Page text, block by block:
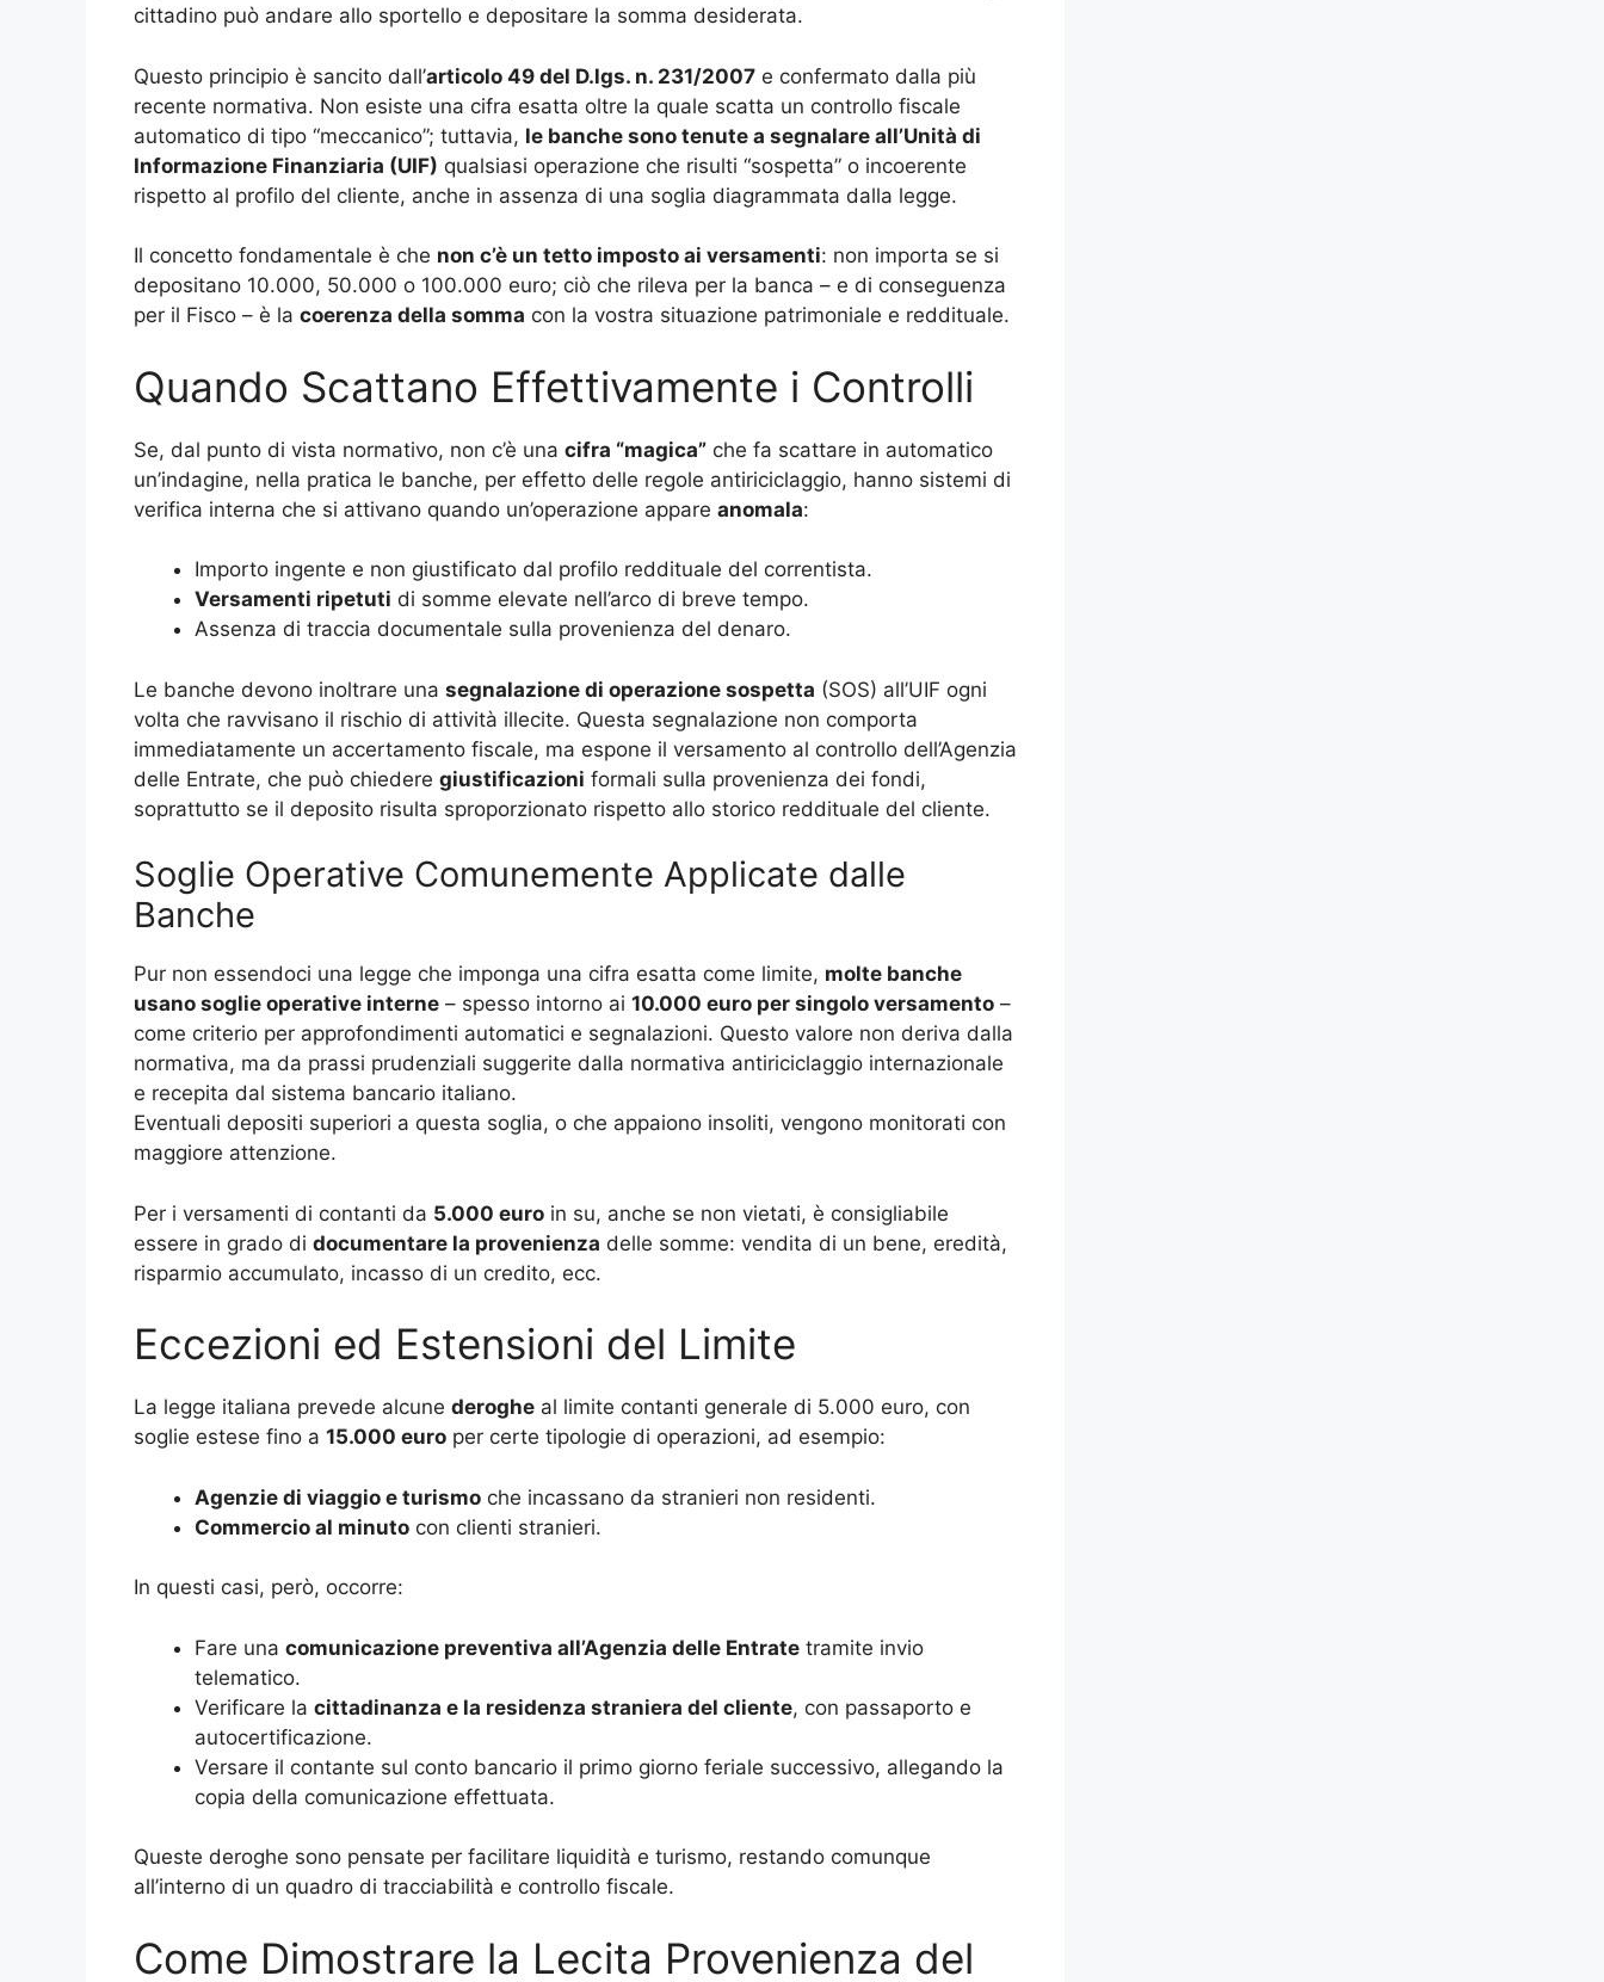
cittadino può andare allo sportello e depositare la somma desiderata.
Questo principio è sancito dall’articolo 49 del D.lgs. n. 231/2007 e confermato dalla più
recente normativa. Non esiste una cifra esatta oltre la quale scatta un controllo fiscale
automatico di tipo “meccanico”; tuttavia, le banche sono tenute a segnalare all’Unità di
Informazione Finanziaria (UIF) qualsiasi operazione che risulti “sospetta” o incoerente
rispetto al profilo del cliente, anche in assenza di una soglia diagrammata dalla legge.
Il concetto fondamentale è che non c’è un tetto imposto ai versamenti: non importa se si
depositano 10.000, 50.000 o 100.000 euro; ciò che rileva per la banca – e di conseguenza
per il Fisco – è la coerenza della somma con la vostra situazione patrimoniale e reddituale.
Quando Scattano Effettivamente i Controlli
Se, dal punto di vista normativo, non c’è una cifra “magica” che fa scattare in automatico
un’indagine, nella pratica le banche, per effetto delle regole antiriciclaggio, hanno sistemi di
verifica interna che si attivano quando un’operazione appare anomala:
Importo ingente e non giustificato dal profilo reddituale del correntista.
Versamenti ripetuti di somme elevate nell’arco di breve tempo.
Assenza di traccia documentale sulla provenienza del denaro.
Le banche devono inoltrare una segnalazione di operazione sospetta (SOS) all’UIF ogni
volta che ravvisano il rischio di attività illecite. Questa segnalazione non comporta
immediatamente un accertamento fiscale, ma espone il versamento al controllo dell’Agenzia
delle Entrate, che può chiedere giustificazioni formali sulla provenienza dei fondi,
soprattutto se il deposito risulta sproporzionato rispetto allo storico reddituale del cliente.
Soglie Operative Comunemente Applicate dalle
Banche
Pur non essendoci una legge che imponga una cifra esatta come limite, molte banche
usano soglie operative interne – spesso intorno ai 10.000 euro per singolo versamento –
come criterio per approfondimenti automatici e segnalazioni. Questo valore non deriva dalla
normativa, ma da prassi prudenziali suggerite dalla normativa antiriciclaggio internazionale
e recepita dal sistema bancario italiano.
Eventuali depositi superiori a questa soglia, o che appaiono insoliti, vengono monitorati con
maggiore attenzione.
Per i versamenti di contanti da 5.000 euro in su, anche se non vietati, è consigliabile
essere in grado di documentare la provenienza delle somme: vendita di un bene, eredità,
risparmio accumulato, incasso di un credito, ecc.
Eccezioni ed Estensioni del Limite
La legge italiana prevede alcune deroghe al limite contanti generale di 5.000 euro, con
soglie estese fino a 15.000 euro per certe tipologie di operazioni, ad esempio:
Agenzie di viaggio e turismo che incassano da stranieri non residenti.
Commercio al minuto con clienti stranieri.
In questi casi, però, occorre:
Fare una comunicazione preventiva all’Agenzia delle Entrate tramite invio
telematico.
Verificare la cittadinanza e la residenza straniera del cliente, con passaporto e
autocertificazione.
Versare il contante sul conto bancario il primo giorno feriale successivo, allegando la
copia della comunicazione effettuata.
Queste deroghe sono pensate per facilitare liquidità e turismo, restando comunque
all’interno di un quadro di tracciabilità e controllo fiscale.
Come Dimostrare la Lecita Provenienza del